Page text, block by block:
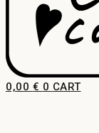
0,00 € 0 CART